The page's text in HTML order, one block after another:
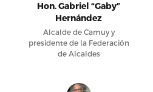
Hon. Gabriel “Gaby”
Hernández
Alcalde de Camuy y
presidente de la Federación
de Alcaldes